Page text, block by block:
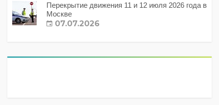
Перекрытие движения 11 и 12 июля 2026 года в
Москве
07.07.2026